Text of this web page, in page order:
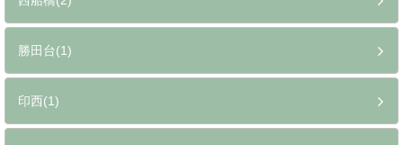
勝田台(1)
印西(1)